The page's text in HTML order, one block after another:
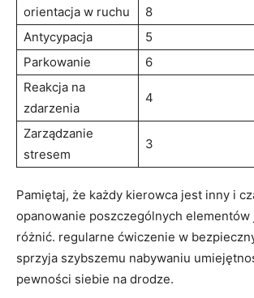
orientacja⁤ w‍ ruchu
8
Antycypacja
5
Parkowanie
6
Reakcja na
zdarzenia
4
Zarządzanie
stresem
3
Pamiętaj, że każdy kierowca jest inny‌ i
opanowanie⁤ poszczególnych elementów
różnić. regularne ćwiczenie w
⁤sprzyja szybszemu nabywaniu
pewności siebie na drodze.